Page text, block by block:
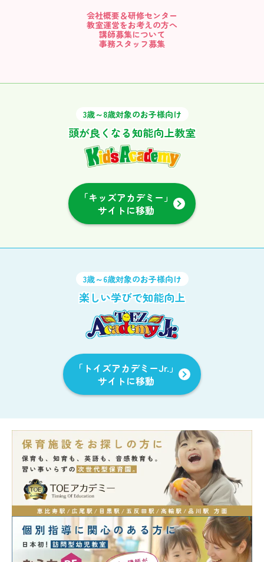
会社概要＆研修センター
教室運営をお考えの方へ
講師募集について
事務スタッフ募集
3歳～8歳対象のお子様向け
頭が良くなる知能向上教室
「キッズアカデミー」
サイトに移動
3歳～6歳対象のお子様向け
楽しい学びで知能向上
「トイズアカデミーJr.」
サイトに移動